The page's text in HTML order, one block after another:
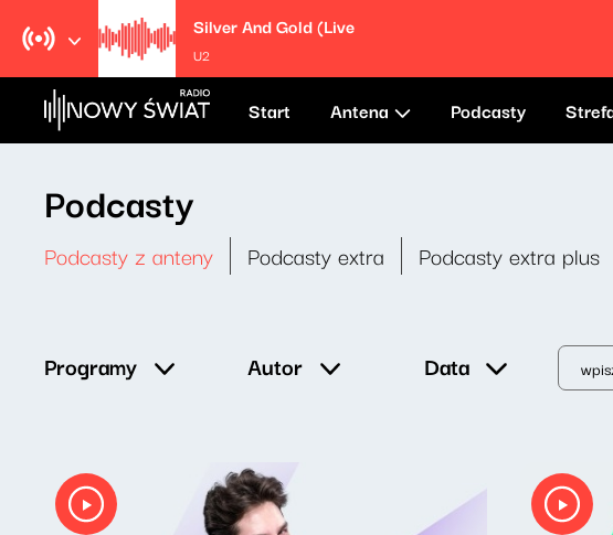
Silver And Gold (Live
U2
Start Antena Podcasty
Podcasty
Podcasty z anteny Podcasty extra Podcasty extra plus
Programy Autor Data